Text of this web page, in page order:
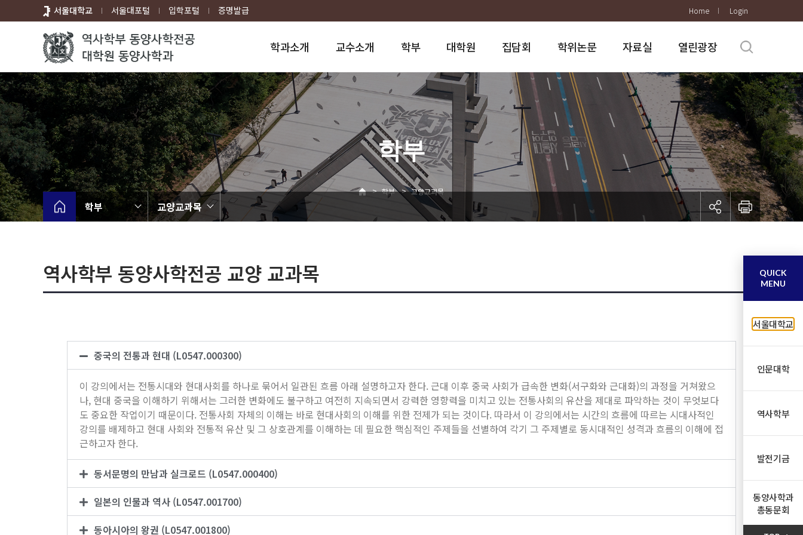
로
뉴
서울대학교 서울대포털 입학포털 증명발급 Home Login
학과소개 교수소개 학부 대학원 집담회 학위논문 자료실 열린광장
학부
> 학부 > 교양교과목
학부 교양교과목
역사학부 동양사학전공 교양 교과목
중국의 전통과 현대 (L0547.000300)
이 강의에서는 전통시대와 현대사회를 하나로 묶어서 일관된 흐름 아래 설명하고자 한다. 근대 이후 중국 사회가 급속한 변화(서구화와 근대화)의 과정을 거쳐왔으
나, 현대 중국을 이해하기 위해서는 그러한 변화에도 불구하고 여전히 지속되면서 강력한 영향력을 미치고 있는 전통사회의 유산을 제대로 파악하는 것이 무엇보다
도 중요한 작업이기 때문이다. 전통사회 자체의 이해는 바로 현대사회의 이해를 위한 전제가 되는 것이다. 따라서 이 강의에서는 시간의 흐름에 따르는 시대사적인
강의를 배제하고 현대 사회와 전통적 유산 및 그 상호관계를 이해하는 데 필요한 핵심적인 주제들을 선별하여 각기 그 주제별로 동시대적인 성격과 흐름의 이해에 접
근하고자 한다.
동서문명의 만남과 실크로드 (L0547.000400)
일본의 인물과 역사 (L0547.001700)
동아시아의 왕권 (L0547.001800)
QUICK
MENU
서울대학교
인문대학
역사학부
발전기금
동양사학과
총동문회